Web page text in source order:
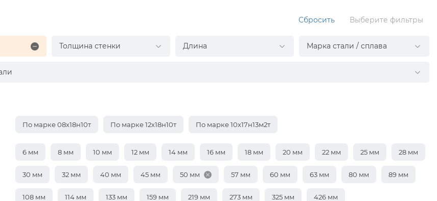
Сбросить Выберите фильтры
Толщина стенки Длина Марка стали / сплава
По марке 08х18н10т По марке 12х18н10т По марке 10х17н13м2т
6 мм 8 мм 10 мм 12 мм 14 мм 16 мм 18 мм 20 мм 22 мм 25 мм 28 мм
30 мм 32 мм 40 мм 45 мм 50 мм 57 мм 60 мм 63 мм 80 мм 89 мм
108 мм 114 мм 133 мм 159 мм 219 мм 273 мм 325 мм 426 мм